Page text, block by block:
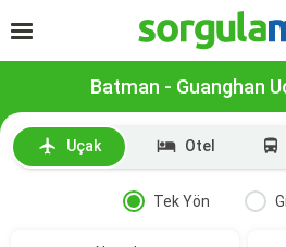
Batman - Guanghan
Uçak Otel
Tek Yön